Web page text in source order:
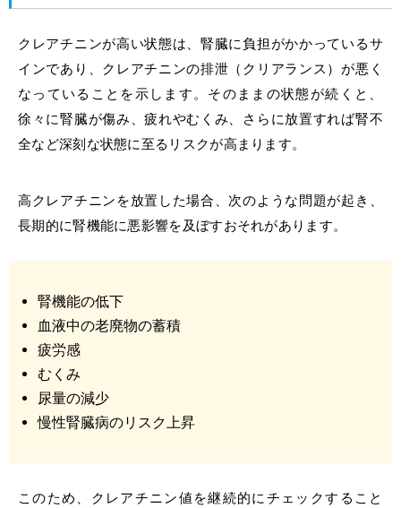
クレアチニンが高い状態は、腎臓に負担がかかっているサ
インであり、クレアチニンの排泄（クリアランス）が悪く
なっていることを示します。そのままの状態が続くと、
徐々に腎臓が傷み、疲れやむくみ、さらに放置すれば腎不
全など深刻な状態に至るリスクが高まります。
高クレアチニンを放置した場合、次のような問題が起き、
長期的に腎機能に悪影響を及ぼすおそれがあります。
腎機能の低下
血液中の老廃物の蓄積
疲労感
むくみ
尿量の減少
慢性腎臓病のリスク上昇
このため、クレアチニン値を継続的にチェックすること